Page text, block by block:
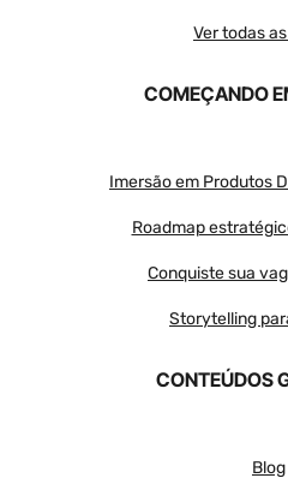
Ver todas
COMEÇANDO
Imersão em Produtos
Roadmap
Conquiste sua
Storytelling
CONTEÚDOS
Blog